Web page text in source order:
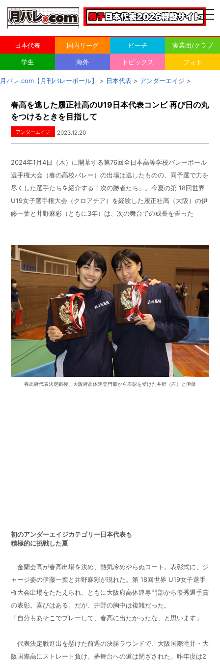
日本代表 国内リーグ ビーチ 実業団/クラブ
学生 海外 トピックス フォト
月バレ.com【月刊バレーボール】 > 日本代表 > アンダーエイジ >
春高を逃した履正社高のU19日本代表コンビ 再び日の丸
をつけるときを目指して
アンダーエイジ 2023.12.20
2024年1月4日（木）に開幕する第76回全日本高等学校バレーボール
選手権大会（春の高校バレー）の出場は逃したものの、同予選で力を
尽くした選手たちを紹介する「次の勝者たち」。今夏の第18回世界
U19女子選手権大会（クロアチア）を経験した履正社高（大阪）の伊
藤一葉と井野麻彩（ともに3年）は、次の舞台での成長を誓った
春高府代表決定戦後、大阪府高体連専門部から表彰を受けた井野（左）と伊藤
初のアンダーエイジカテゴリー日本代表も
積極的に挑戦した夏
金蘭会高が春高出場を決め、熱気冷めやらぬコート。表彰式に、ジ
ャージ姿の伊藤一葉と井野麻彩が現れた。第18回世界 U19女子選手
権大会出場をたたえられ、ともに大阪府高体連専門部から優秀選手賞
の表彰。喜びはある。だが、井野の胸中は複雑だった。
「自分もあそこでプレーして、春高に出たかったな、と思います」
代表決定戦進出を懸けた前週の決勝ラウンドで、大阪国際滝井・大
阪国際高にストレート負け。夢舞台への道は閉ざされた。昨年度は2